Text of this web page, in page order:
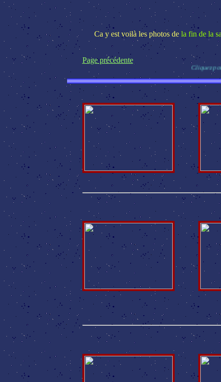
Ca y est voilà les photos de la fin de la
Page précédente
Cliquez